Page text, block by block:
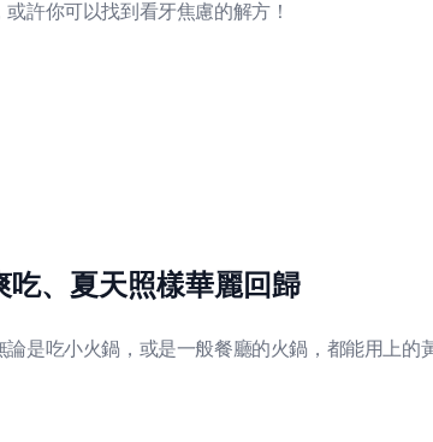
許你可以找到看牙焦慮的解方！
、夏天照樣華麗回歸
是吃小火鍋，或是一般餐廳的火鍋，都能用上的